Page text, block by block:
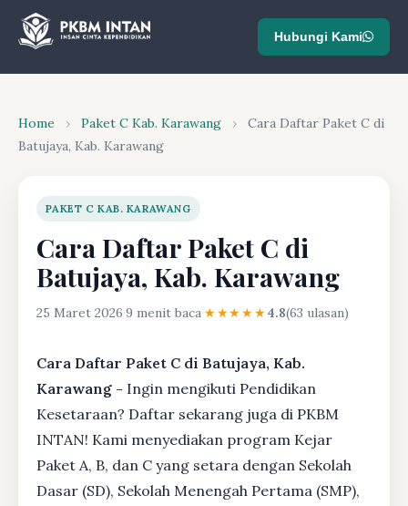
Hubungi Kami
Home › Paket C Kab. Karawang ›
Cara Daftar Paket C di
Batujaya, Kab. Karawang
PAKET C KAB. KARAWANG
Cara Daftar Paket C di
Batujaya, Kab. Karawang
25 Maret 2026·9 menit baca·★★★★★4.8(63 ulasan)
Cara Daftar Paket C di Batujaya, Kab.
Karawang - Ingin mengikuti Pendidikan
Kesetaraan? Daftar sekarang juga di PKBM
INTAN! Kami menyediakan program Kejar
Paket A, B, dan C yang setara dengan Sekolah
Dasar (SD), Sekolah Menengah Pertama (SMP),